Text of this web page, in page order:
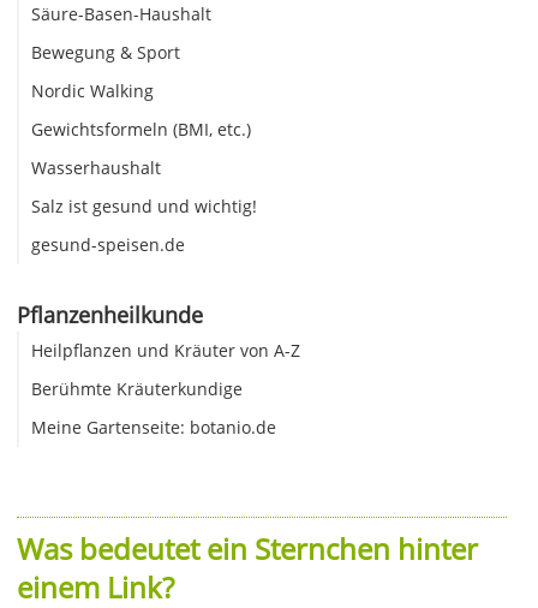
Säure-Basen-Haushalt
Bewegung & Sport
Nordic Walking
Gewichtsformeln (BMI, etc.)
Wasserhaushalt
Salz ist gesund und wichtig!
gesund-speisen.de
Pflanzenheilkunde
Heilpflanzen und Kräuter von A-Z
Berühmte Kräuterkundige
Meine Gartenseite: botanio.de
Was bedeutet ein Sternchen hinter
einem Link?